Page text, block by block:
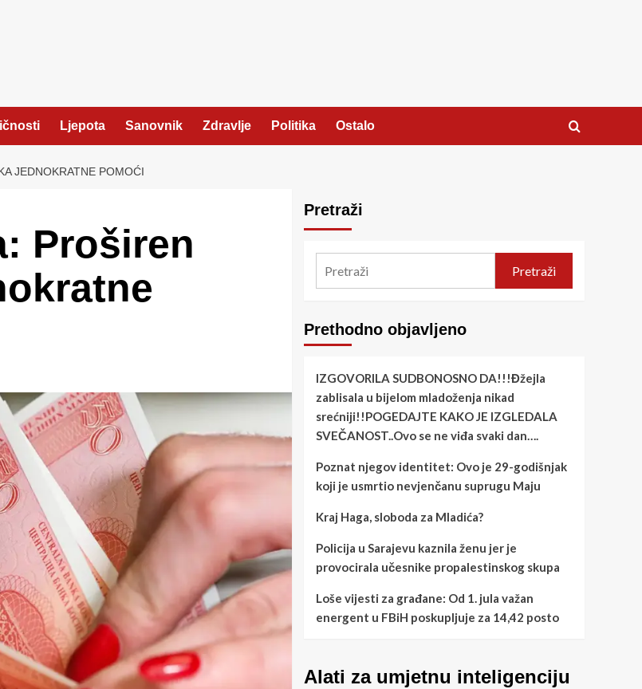
Ljepota Sanovnik Zdravlje Politika Ostalo
JEDNOKRATNE POMOĆI
Proširen
Pretraži
Pretraži
Prethodno objavljeno
IZGOVORILA SUDBONOSNO DA!!!Đžejla
zablisala u bijelom mladoženja nikad
srećniji!!POGEDAJTE KAKO JE IZGLEDALA
SVEČANOST..Ovo se ne viđa svaki dan….
Poznat njegov identitet: Ovo je 29-godišnjak
koji je usmrtio nevjenčanu suprugu Maju
Kraj Haga, sloboda za Mladića?
Policija u Sarajevu kaznila ženu jer je
provocirala učesnike propalestinskog skupa
Loše vijesti za građane: Od 1. jula važan
energent u FBiH poskupljuje za 14,42 posto
Alati za umjetnu inteligenciju